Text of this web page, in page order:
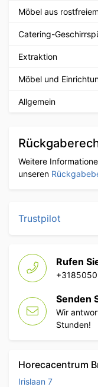
Möbel aus
Catering-
Extraktion
Möbel und
Allgemein
Weitere
unseren
Trustpilot
Rufen
Senden
Wir
Stunden!
Horecacentrum
Irislaan 7